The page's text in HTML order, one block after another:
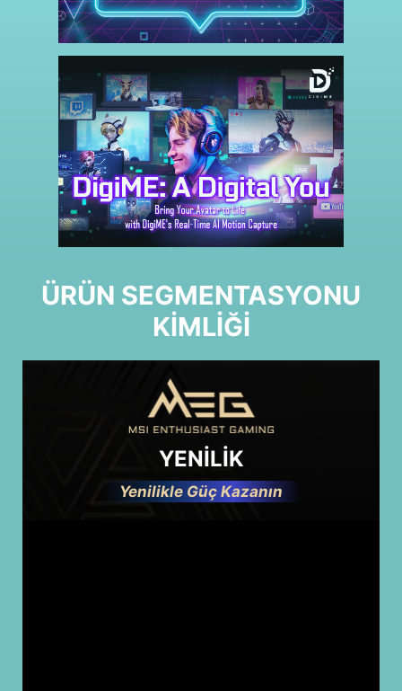
ÜRÜN SEGMENTASYONU
KİMLİĞİ
YENİLİK
Yenilikle Güç Kazanın